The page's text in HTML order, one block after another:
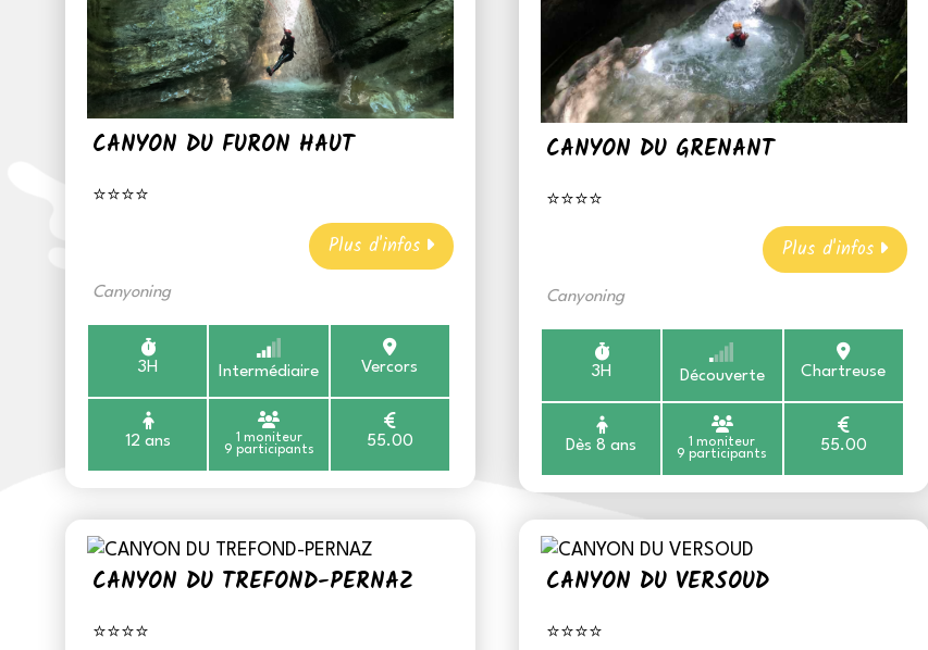
CANYON DU FURON HAUT
⭐⭐⭐⭐
Plus d'infos
Canyoning
3H Intermédiaire Vercors
12 ans
1 moniteur
9 participants
55.00
CANYON DU GRENANT
⭐⭐⭐⭐
Plus d'infos
Canyoning
3H Découverte Chartreuse
Dès 8 ans
1 moniteur
9 participants
55.00
CANYON DU TREFOND-PERNAZ
⭐⭐⭐⭐
CANYON DU VERSOUD
⭐⭐⭐⭐